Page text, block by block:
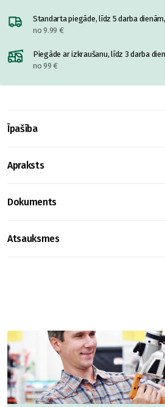
Standarta piegāde, līdz 5 darba
no 9.99 €
Piegāde ar izkraušanu, līdz 3 darba
no 99 €
Īpašība
Apraksts
Dokuments
Atsauksmes